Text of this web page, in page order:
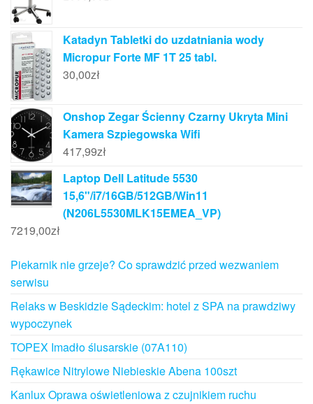
Katadyn Tabletki do uzdatniania wody
Micropur Forte MF 1T 25 tabl.
30,00zł
Onshop Zegar Ścienny Czarny Ukryta Mini
Kamera Szpiegowska Wifi
417,99zł
Laptop Dell Latitude 5530
15,6"/i7/16GB/512GB/Win11
(N206L5530MLK15EMEA_VP)
7219,00zł
Piekarnik nie grzeje? Co sprawdzić przed wezwaniem
serwisu
Relaks w Beskidzie Sądeckim: hotel z SPA na prawdziwy
wypoczynek
TOPEX Imadło ślusarskie (07A110)
Rękawice Nitrylowe Niebieskie Abena 100szt
Kanlux Oprawa oświetleniowa z czujnikiem ruchu